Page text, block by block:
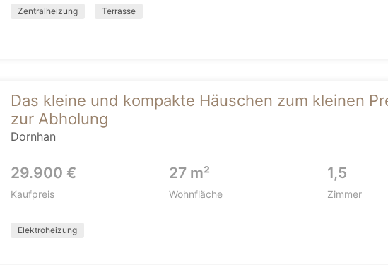
Zentralheizung
Terrasse
Das kleine und kompakte Häuschen zum kleinen
zur Abholung
Dornhan
29.900 €
Kaufpreis
27 m²
Wohnfläche
1,5
Zimmer
Elektroheizung